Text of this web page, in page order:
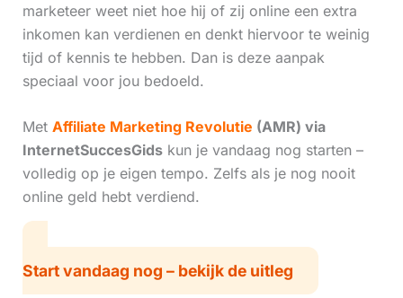
marketeer weet niet hoe hij of zij online een extra
inkomen kan verdienen en denkt hiervoor te weinig
tijd of kennis te hebben. Dan is deze aanpak
speciaal voor jou bedoeld.
Met Affiliate Marketing Revolutie (AMR) via
InternetSuccesGidskun je vandaag nog starten –
volledig op je eigen tempo. Zelfs als je nog nooit
online geld hebt verdiend.
Start vandaag nog – bekijk de uitleg